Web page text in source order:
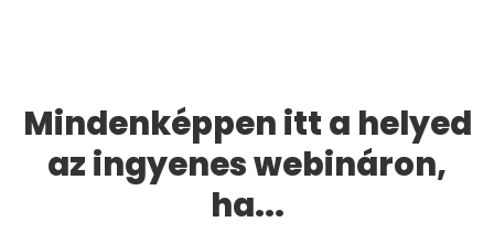
Mindenképpen itt a helyed
az ingyenes webináron,
ha...